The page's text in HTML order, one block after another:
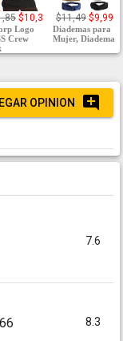
$10,3
Logo
Crew
$11,49 $9,99
Diademas para
Mujer, Diadema
OPINION
7.6
8.3